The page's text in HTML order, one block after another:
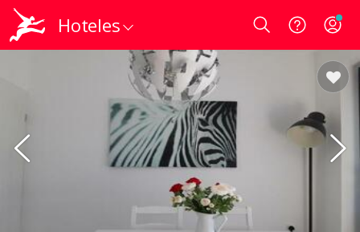
Hoteles Login